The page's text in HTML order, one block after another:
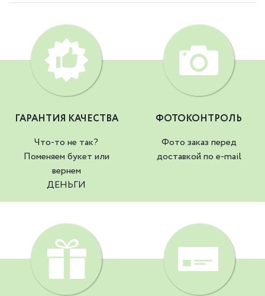
ГАРАНТИЯ КАЧЕСТВА
Что-то не так?
Поменяем букет или
вернем
ДЕНЬГИ
ФОТОКОНТРОЛЬ
Фото заказ перед
доставкой по e-mail